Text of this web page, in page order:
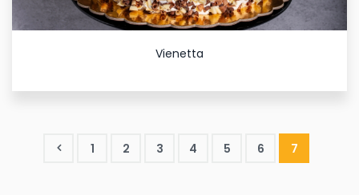
Vienetta
1 2 3 4 5 6 7